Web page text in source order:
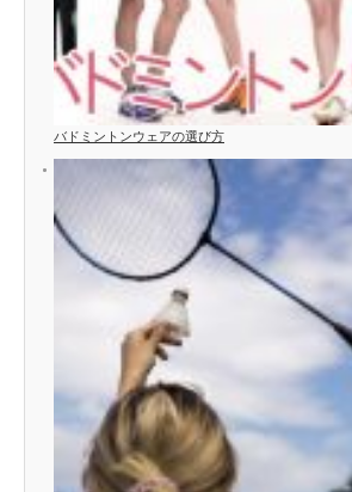
バドミントンウェアの選び方